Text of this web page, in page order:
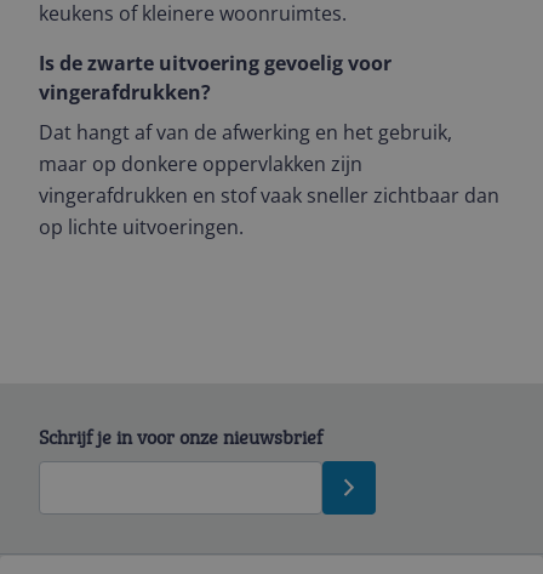
keukens of kleinere woonruimtes.
Is de zwarte uitvoering gevoelig voor
vingerafdrukken?
Dat hangt af van de afwerking en het gebruik,
maar op donkere oppervlakken zijn
vingerafdrukken en stof vaak sneller zichtbaar dan
op lichte uitvoeringen.
Schrijf je in voor onze nieuwsbrief